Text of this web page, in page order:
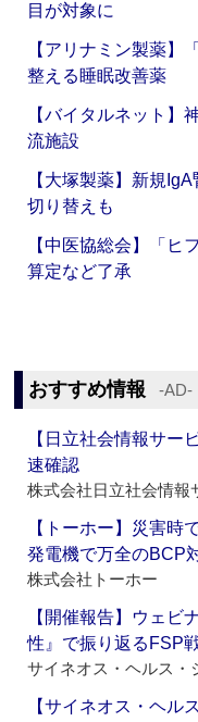
目が対象に
【アリナミン製薬】
整える睡眠改善薬
【バイタルネット】
流施設
【大塚製薬】新規
切り替えも
【中医協総会】「ヒ
算定など了承
おすすめ情報 ‐AD‐
【日立社会情報サー
速確認
株式会社日立社会情報
【トーホー】災害
発電機で万全のBCP
株式会社トーホー
【開催報告】ウェビ
性』で振り返るFSP
サイネオス・ヘルス・
【サイネオス・ヘ